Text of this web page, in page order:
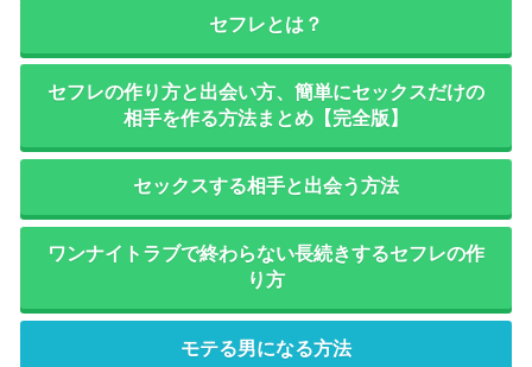
セフレとは？
セフレの作り方と出会い方、簡単にセックスだけの
相手を作る方法まとめ【完全版】
セックスする相手と出会う方法
ワンナイトラブで終わらない長続きするセフレの作
り方
モテる男になる方法